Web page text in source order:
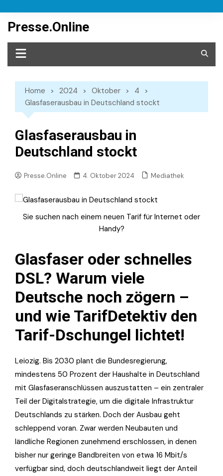
content
Presse.Online
Home 2024 Oktober
4
Glasfaserausbau in Deutschland stockt
Glasfaserausbau in
Deutschland stockt
Presse.Online 4. Oktober 2024 Mediathek
Sie suchen nach einem neuen Tarif für Internet oder
Handy?
Glasfaser oder schnelles
DSL? Warum viele
Deutsche noch zögern –
und wie TarifDetektiv den
Tarif-Dschungel lichtet!
Leiozig. Bis 2030 plant die Bundesregierung,
mindestens 50 Prozent der Haushalte in Deutschland
mit Glasfaseranschlüssen auszustatten – ein zentraler
Teil der Digitalstrategie, um die digitale Infrastruktur
Deutschlands zu stärken. Doch der Ausbau geht
schleppend voran. Zwar werden Neubauten und
ländliche Regionen zunehmend erschlossen, in denen
bisher nur geringe Bandbreiten von etwa 16 Mbit/s
verfügbar sind, doch deutschlandweit liegt der Anteil